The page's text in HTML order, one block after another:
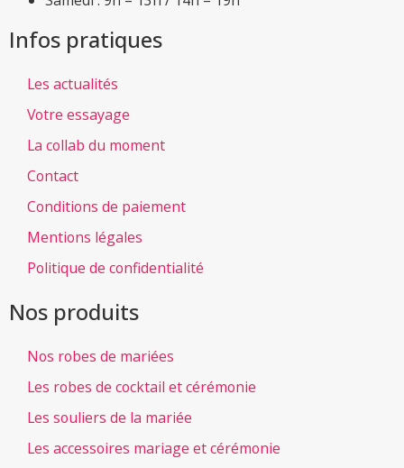
Infos pratiques
Les actualités
Votre essayage
La collab du moment
Contact
Conditions de paiement
Mentions légales
Politique de confidentialité
Nos produits
Nos robes de mariées
Les robes de cocktail et cérémonie
Les souliers de la mariée
Les accessoires mariage et cérémonie